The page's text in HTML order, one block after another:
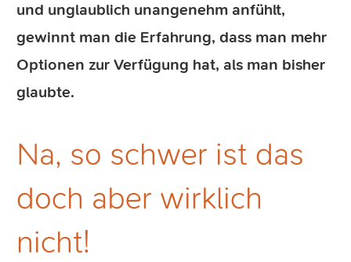
und unglaublich unangenehm anfühlt,
gewinnt man die Erfahrung, dass man mehr
Optionen zur Verfügung hat, als man bisher
glaubte.
Na, so schwer ist das
doch aber wirklich
nicht!